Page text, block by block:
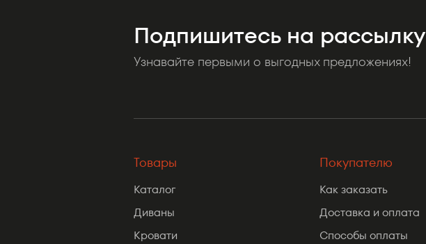
Подпишитесь на рассылку
Узнавайте первыми о выгодных предложениях!
Товары
Каталог
Диваны
Кровати
Покупателю
Как заказать
Доставка и оплата
Способы оплаты